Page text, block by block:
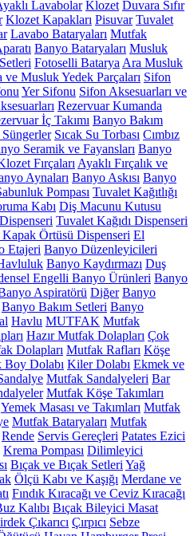
Lavabolar Klozet Duvara Sıfır
Klozet Kapakları Pisuvar Tuvalet
Lavabo Bataryaları Mutfak
Banyo Bataryaları Musluk
Fotoselli Batarya Ara Musluk
ve Musluk Yedek Parçaları Sifon
Yer Sifonu Sifon Aksesuarları ve
Rezervuar Kumanda
İç Takımı Banyo Bakım
Sıcak Su Torbası Cımbız
Seramik ve Fayansları Banyo
Fırçaları Ayaklı Fırçalık ve
Aynaları Banyo Askısı Banyo
Pompası Tuvalet Kağıtlığı
Kabı Diş Macunu Kutusu
Tuvalet Kağıdı Dispenseri
Örtüsü Dispenseri El
Etajeri Banyo Düzenleyicileri
Banyo Kaydırmazı Duş
Engelli Banyo Ürünleri Banyo
Aspiratörü Diğer Banyo
Banyo Bakım Setleri Banyo
Havlu MUTFAK Mutfak
Hazır Mutfak Dolapları Çok
Dolapları Mutfak Rafları Köşe
Boy Dolabı Kiler Dolabı Ekmek ve
Mutfak Sandalyeleri Bar
Mutfak Köşe Takımları
Yemek Masası ve Takımları Mutfak
Mutfak Bataryaları Mutfak
Rende Servis Gereçleri Patates Ezici
Krema Pompası Dilimleyici
Bıçak ve Bıçak Setleri Yağ
Ölçü Kabı ve Kaşığı Merdane ve
Fındık Kıracağı ve Ceviz Kıracağı
Kalıbı Bıçak Bileyici Masat
Çıkarıcı Çırpıcı Sebze